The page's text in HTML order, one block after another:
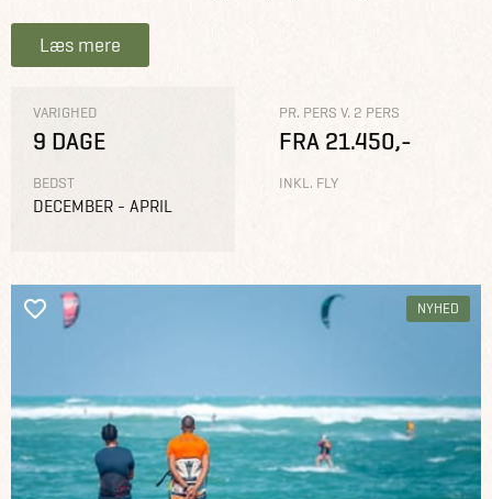
Læs mere
VARIGHED
9 DAGE
BEDST
DECEMBER - APRIL
PR. PERS V. 2 PERS
FRA 21.450,-
INKL. FLY
NYHED